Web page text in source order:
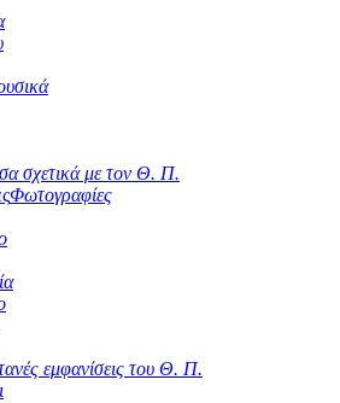
σχετικά με τον Θ. Π.
Φωτογραφίες
εμφανίσεις του Θ. Π.